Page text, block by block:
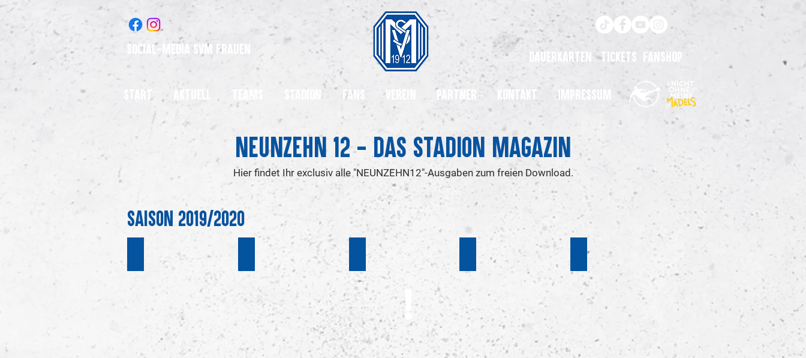
Social-Media SVM Frauen
Start Aktuell Teams Stadion Fans Verein Partner Kontakt Impressum
dauerkarten Tickets Fanshop
Neunzehn 12 - Das Stadion Magazin
Hier findet Ihr exclusiv alle "NEUNZEHN12"-Ausgaben zum freien Download.
Saison 2019/2020
!
Sonderausgabe 24. Spieltag
Saison
21. & 22. Spieltag
2019/2020
18. Spieltag
2019/20
16. Spieltag
2019/20